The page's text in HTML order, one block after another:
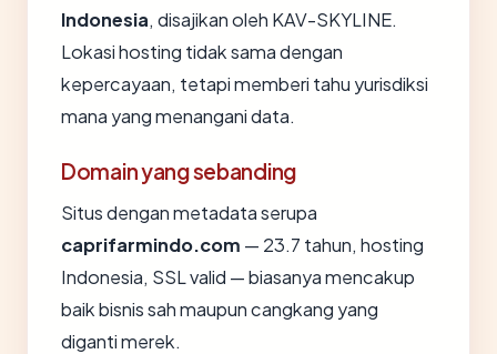
Indonesia, disajikan oleh KAV-SKYLINE.
Lokasi hosting tidak sama dengan
kepercayaan, tetapi memberi tahu yurisdiksi
mana yang menangani data.
Domain yang sebanding
Situs dengan metadata serupa
caprifarmindo.com — 23.7 tahun, hosting
Indonesia, SSL valid — biasanya mencakup
baik bisnis sah maupun cangkang yang
diganti merek.